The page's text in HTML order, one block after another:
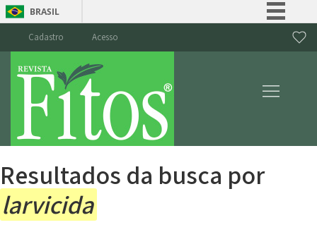
BRASIL
Canais
Cadastro Acesso
Resultados da busca por
larvicida